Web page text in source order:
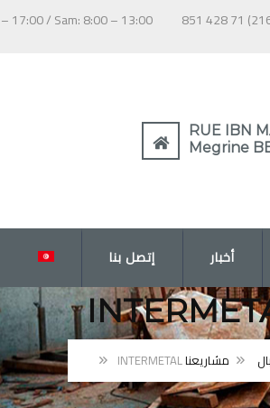
Lun – Ven: 8:00 – 17:00 / Sam: 8:00 – 13:00
RUE IBN
Megrine
أخبار إتصل بنا
مشاريعناINTERMETAL